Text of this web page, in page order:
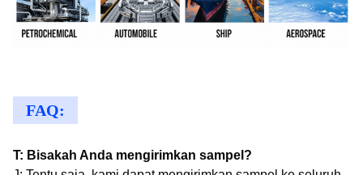
FAQ:
T: Bisakah Anda mengirimkan sampel?